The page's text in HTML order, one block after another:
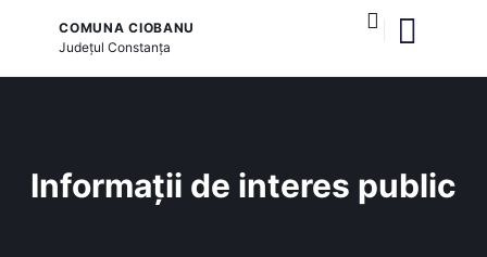
COMUNA CIOBANU
JudețulConstanța
Informații de interes public